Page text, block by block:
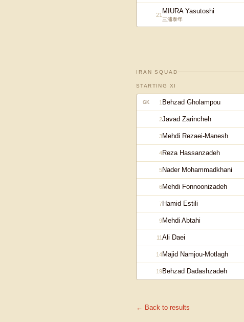
21 MIURA Yasutoshi
三浦泰年
IRAN SQUAD
STARTING XI
GK 1 Behzad Gholampou
2Javad Zarincheh
3Mehdi Rezaei-Manesh
4Reza Hassanzadeh
5Nader Mohammadkhani
6Mehdi Fonnoonizadeh
7Hamid Estili
9Mehdi Abtahi
11Ali Daei
14Majid Namjou-Motlagh
19Behzad Dadashzadeh
← Back to results